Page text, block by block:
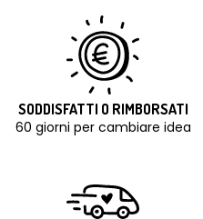
SODDISFATTI O RIMBORSATI
60 giorni per cambiare idea